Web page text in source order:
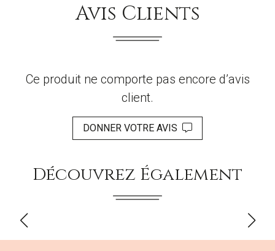
Avis Clients
Ce produit ne comporte pas encore d’avis
client.
DONNER VOTRE AVIS
Découvrez Également